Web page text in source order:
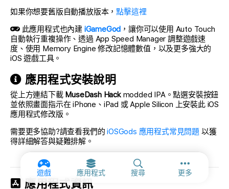
遊戲 應用程式 搜尋 更多更多選項和
如果你想要舊版自動播放版本，點擊這裡
此應用程式也內建 iGameGod ，讓你可以使用 Auto Touch
自動執行重複操作、透過 App Speed Manager 調整遊戲速
度、使用 Memory Engine 修改記憶體數值，以及更多強大的
iOS 遊戲工具。
應用程式安裝說明
從上方連結下載 MuseDash Hackmodded IPA。點選安裝按鈕
並依照畫面指示在 iPhone、iPad 或 Apple Silicon 上安裝此 iOS
應用程式修改版。
需要更多協助?請查看我們的iOSGods 應用程式常見問題 以獲
得詳細解答與疑難排解。
應用程式資訊